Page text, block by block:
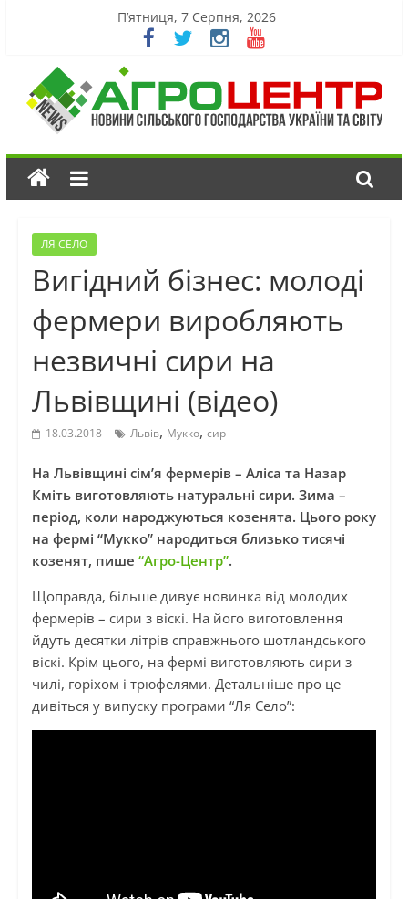
П’ятниця, 7 Серпня, 2026
ЛЯ СЕЛО
Вигідний бізнес: молоді
фермери виробляють
незвичні сири на
Львівщині (відео)
18.03.2018 Львів, Мукко, сир
На Львівщині сім’я фермерів – Аліса та Назар
Кміть виготовляють натуральні сири. Зима –
період, коли народжуються козенята. Цього року
на фермі “Мукко” народиться близько тисячі
козенят, пише “Агро-Центр”.
Щоправда, більше дивує новинка від молодих
фермерів – сири з віскі. На його виготовлення
йдуть десятки літрів справжнього шотландського
віскі. Крім цього, на фермі виготовляють сири з
чилі, горіхом і трюфелями. Детальніше про це
дивіться у випуску програми “Ля Село”: